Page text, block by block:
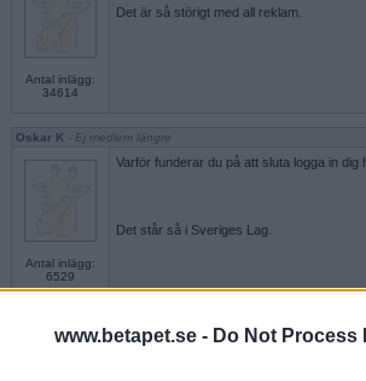
www.betapet.se - Do Not Process
Antal inlägg:
34614
Det är så störigt med all reklam.
Oskar K - Ej medlem längre
Antal inlägg:
6529
Varför funderar du på att sluta logga in dig
Det står så i Sveriges Lag.
Men snälla konstapeln, VARFÖR måste